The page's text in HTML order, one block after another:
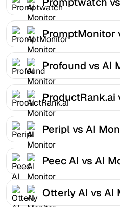
PromptMonitor
Profound vs AI
ProductRank.ai
Peripl vs AI
Peec AI vs AI
Otterly AI vs AI